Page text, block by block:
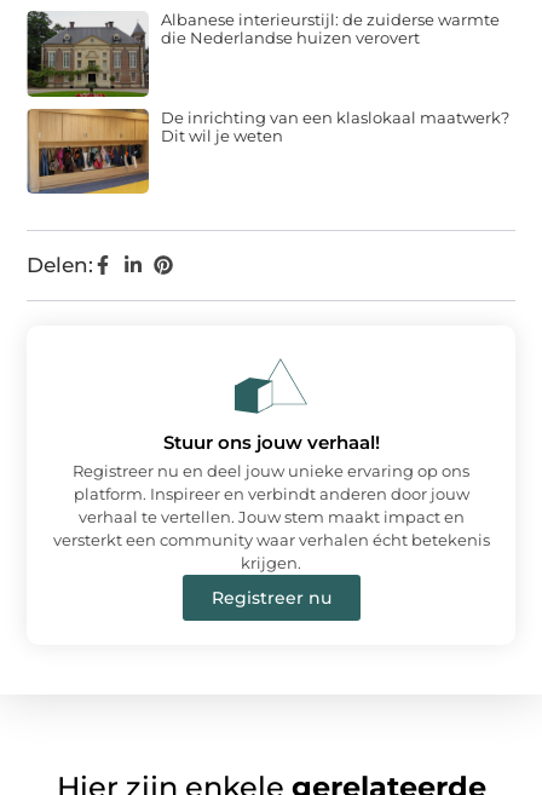
Delen:
Albanese interieurstijl: de zuiderse warmte
die Nederlandse huizen verovert
De inrichting van een klaslokaal maatwerk?
Dit wil je weten
Stuur ons jouw verhaal!
Registreer nu en deel jouw unieke ervaring op ons
platform. Inspireer en verbindt anderen door jouw
verhaal te vertellen. Jouw stem maakt impact en
versterkt een community waar verhalen écht betekenis
krijgen.
Registreer nu
Hier zijn enkele gerelateerde